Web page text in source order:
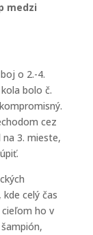
medzi
o 2.-4.
bolo č.
cez
3. mieste,
celý čas
cieľom ho v